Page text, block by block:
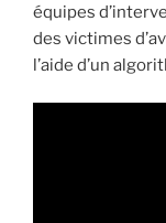
équipes
des victimes
l’aide d’un